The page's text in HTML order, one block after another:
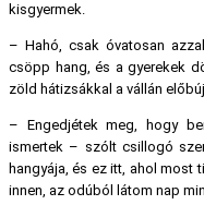
kisgyermek.
– Hahó, csak óvatosan
csöpp hang, és a gyerekek
zöld hátizsákkal a vállán
– Engedjétek meg, hogy
ismertek – szólt csillogó
hangyája, és ez itt, ahol most
innen, az odúból látom nap